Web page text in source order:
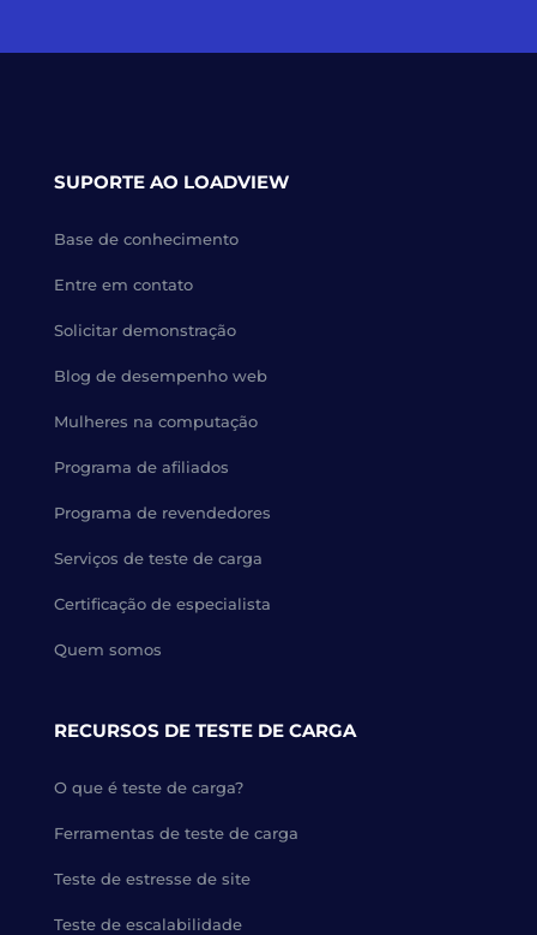
SUPORTE AO LOADVIEW
Base de conhecimento
Entre em contato
Solicitar demonstração
Blog de desempenho web
Mulheres na computação
Programa de afiliados
Programa de revendedores
Serviços de teste de carga
Certificação de especialista
Quem somos
RECURSOS DE TESTE DE CARGA
O que é teste de carga?
Ferramentas de teste de carga
Teste de estresse de site
Teste de escalabilidade